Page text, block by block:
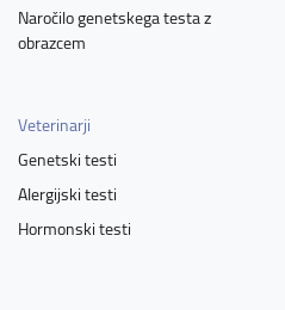
Naročilo genetskega testa z
obrazcem
Veterinarji
Genetski testi
Alergijski testi
Hormonski testi